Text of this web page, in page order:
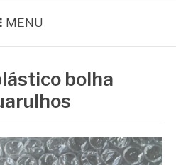
MENU
bolha